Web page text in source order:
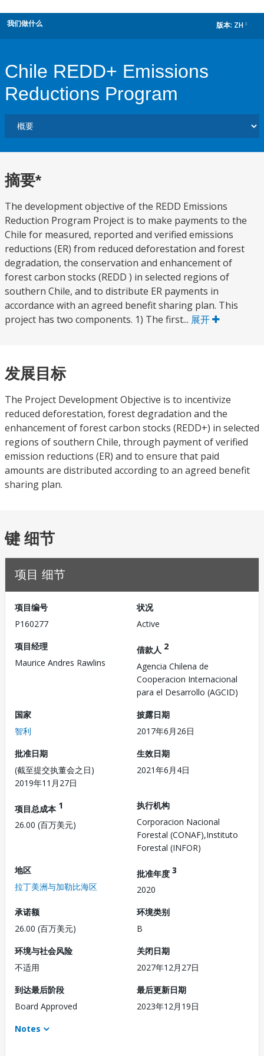
我们做什么 版本: ZH
Chile REDD+ Emissions
Reductions Program
摘要*
The development objective of the REDD Emissions
Reduction Program Project is to make payments to the
Chile for measured, reported and verified emissions
reductions (ER) from reduced deforestation and forest
degradation, the conservation and enhancement of
forest carbon stocks (REDD ) in selected regions of
southern Chile, and to distribute ER payments in
accordance with an agreed benefit sharing plan. This
project has two components. 1) The first... 展开
发展目标
The Project Development Objective is to incentivize
reduced deforestation, forest degradation and the
enhancement of forest carbon stocks (REDD+) in selected
regions of southern Chile, through payment of verified
emission reductions (ER) and to ensure that paid
amounts are distributed according to an agreed benefit
sharing plan.
键 细节
项目 细节
项目编号
P160277
状况
Active
项目经理
Maurice Andres Rawlins
借款人 2
Agencia Chilena de
Cooperacion Internacional
para el Desarrollo (AGCID)
国家
智利
披露日期
2017年6月26日
批准日期
(截至提交执董会之日)
2019年11月27日
生效日期
2021年6月4日
项目总成本 1
26.00 (百万美元)
执行机构
Corporacion Nacional
Forestal (CONAF),Instituto
Forestal (INFOR)
地区
拉丁美洲与加勒比海区
批准年度 3
2020
承诺额
26.00 (百万美元)
环境类别
B
环境与社会风险
不适用
关闭日期
2027年12月27日
到达最后阶段
Board Approved
最后更新日期
2023年12月19日
Notes